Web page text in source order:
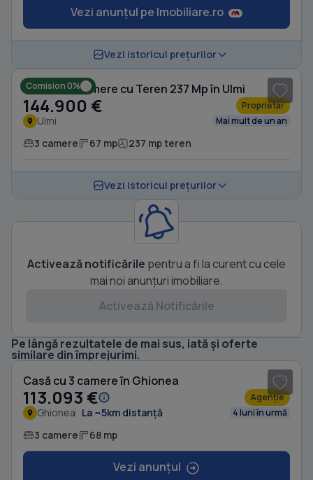
Vezi anunțul pe Imobiliare.ro
Vezi istoricul prețurilor
Comision 0%
Casă cu 3 camere cu Teren 237 Mp în Ulmi
144.900 € Proprietar
Ulmi Mai mult de un an
3 camere 67 mp 237 mp teren
Vezi istoricul prețurilor
Activează notificările pentru a fi la curent cu cele
mai noi anunțuri imobiliare.
Activează Notificările
Pe lângă rezultatele de mai sus, iată și oferte
similare din împrejurimi.
Casă cu 3 camere în Ghionea
113.093 € Agenție
Ghionea La ~5km distanță 4 luni în urmă
3 camere 68 mp
Vezi anunțul